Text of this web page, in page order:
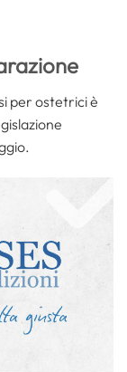
per ostetrici è